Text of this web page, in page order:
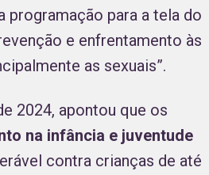
programação para a tela do
e enfrentamento às
as sexuais”.
2024, apontou que os
na infância e juventude
contra crianças de até